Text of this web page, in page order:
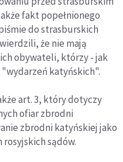
fakt popełnionego
do strasburskich
że nie mają
obywateli, którzy - jak
katyńskich".
art. 3, który dotyczy
ofiar zbrodni
zbrodni katyńskiej jako
sądów.